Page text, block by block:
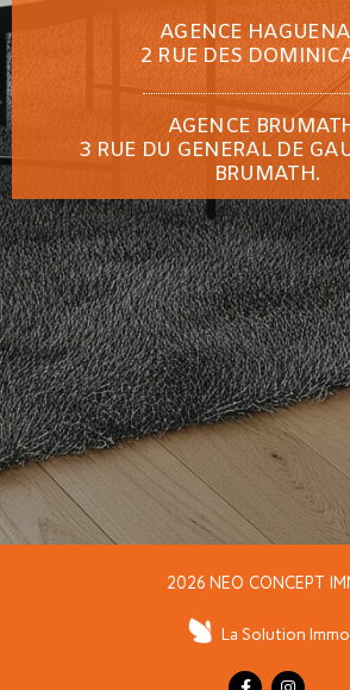
AGENCE
2 RUE DES
AGENCE
3 RUE DU GENERAL DE
BRUMATH.
2026 NEO CONCEPT
La Solution Immo